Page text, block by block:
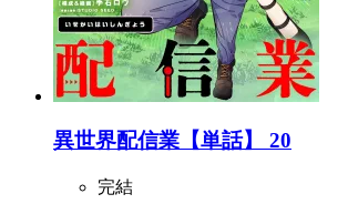
異世界配信業【単話】 20
完結